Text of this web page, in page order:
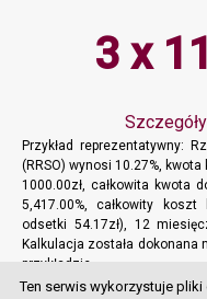
3 x
Przykład reprezentatywny:
(RRSO) wynosi 10.27%,
1000.00zł, całkowita kwota
5,417.00%, całkowity
odsetki 54.17zł), 12
Kalkulacja została dokonana
przykładzie.
Ten serwis wykorzystuje